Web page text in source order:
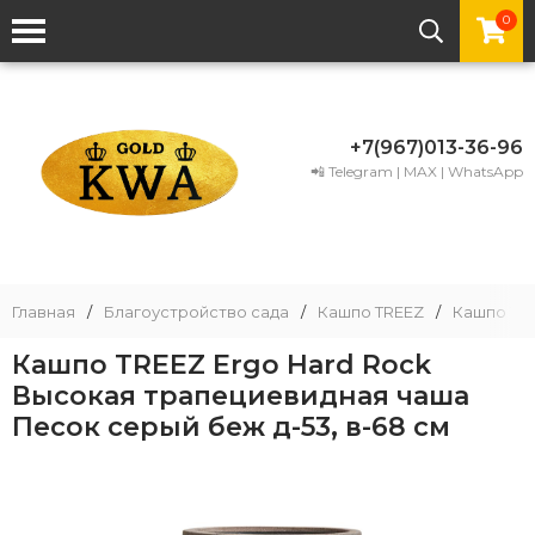
0
+7(967)013-36-96
📲 Telegram | MAX | WhatsApp
Главная / Благоустройство сада / Кашпо TREEZ / Кашпо
Кашпо TREEZ Ergo Hard Rock
Высокая трапециевидная чаша
Песок серый беж д-53, в-68 см